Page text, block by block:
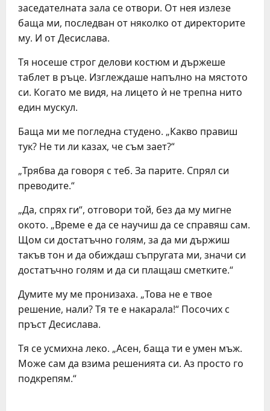
заседателната зала се отвори. От нея излезе
баща ми, последван от няколко от директорите
му. И от Десислава.
Тя носеше строг делови костюм и държеше
таблет в ръце. Изглеждаше напълно на мястото
си. Когато ме видя, на лицето ѝ не трепна нито
един мускул.
Баща ми ме погледна студено. „Какво правиш
тук? Не ти ли казах, че съм зает?“
„Трябва да говоря с теб. За парите. Спрял си
преводите.“
„Да, спрях ги“, отговори той, без да му мигне
окото. „Време е да се научиш да се справяш сам.
Щом си достатъчно голям, за да ми държиш
такъв тон и да обиждаш съпругата ми, значи си
достатъчно голям и да си плащаш сметките.“
Думите му ме пронизаха. „Това не е твое
решение, нали? Тя те е накарала!“ Посочих с
пръст Десислава.
Тя се усмихна леко. „Асен, баща ти е умен мъж.
Може сам да взима решенията си. Аз просто го
подкрепям.“